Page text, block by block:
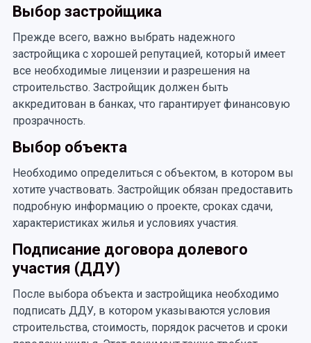
Выбор застройщика
Прежде всего, важно выбрать надежного
застройщика с хорошей репутацией, который имеет
все необходимые лицензии и разрешения на
строительство. Застройщик должен быть
аккредитован в банках, что гарантирует финансовую
прозрачность.
Выбор объекта
Необходимо определиться с объектом, в котором вы
хотите участвовать. Застройщик обязан предоставить
подробную информацию о проекте, сроках сдачи,
характеристиках жилья и условиях участия.
Подписание договора долевого
участия (ДДУ)
После выбора объекта и застройщика необходимо
подписать ДДУ, в котором указываются условия
строительства, стоимость, порядок расчетов и сроки